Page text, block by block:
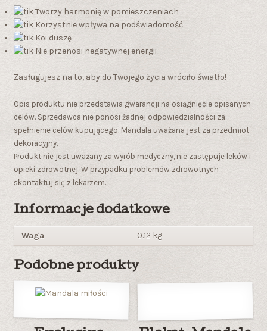
Tworzy harmonię w pomieszczeniach
Korzystnie wpływa na podświadomość
Koi duszę
Nie przenosi negatywnej energii
Zasługujesz na to, aby do Twojego życia wróciło światło!
Opis produktu nie przedstawia gwarancji na osiągnięcie opisanych
celów. Sprzedawca nie ponosi żadnej odpowiedzialności za
spełnienie celów kupującego. Mandala uważana jest za przedmiot
dekoracyjny.
Produkt nie jest uważany za wyrób medyczny, nie zastępuje leków i
opieki zdrowotnej. W przypadku problemów zdrowotnych
skontaktuj się z lekarzem.
Informacje dodatkowe
Waga 0.12 kg
Podobne produkty